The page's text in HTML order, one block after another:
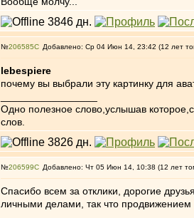
№206585 Добавлено: Ср 04 Июн 14, 23:42 (12 лет
lebespiere
почему вы выбрали эту картинку для
Одно полезное слово,услышав
слов.
№206599 Добавлено: Чт 05 Июн 14, 10:38 (12 лет
Спасибо всем за отклики, дорогие
личными делами, так что продвижением